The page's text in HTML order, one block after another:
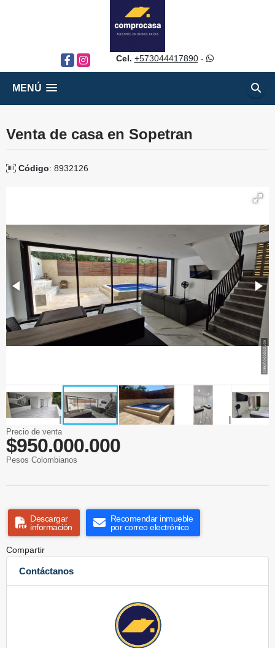
FacebookInstagram Cel. +573044417890-
MENÚ
Venta de casa en Sopetran
Código: 8932126
Precio de venta
$950.000.000
Pesos Colombianos
Descargar
información
Recomendar inmueble
por correo electrónico
Compartir
Contáctanos